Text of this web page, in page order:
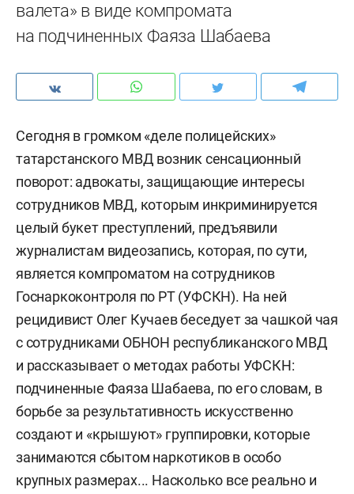
валета» в виде компромата
на подчиненных Фаяза Шабаева
Сегодня в громком «деле полицейских»
татарстанского МВД возник сенсационный
поворот: адвокаты, защищающие интересы
сотрудников МВД, которым инкриминируется
целый букет преступлений, предъявили
журналистам видеозапись, которая, по сути,
является компроматом на сотрудников
Госнаркоконтроля по РТ (УФСКН). На ней
рецидивист Олег Кучаев беседует за чашкой чая
с сотрудниками ОБНОН республиканского МВД
и рассказывает о методах работы УФСКН:
подчиненные Фаяза Шабаева, по его словам, в
борьбе за результативность искусственно
создают и «крышуют» группировки, которые
занимаются сбытом наркотиков в особо
крупных размерах... Насколько все реально и